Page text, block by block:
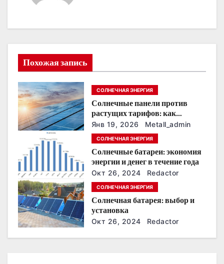
ц
я
п
о
з
п
и
с
я
Похожая запись
СОЛНЕЧНАЯ ЭНЕРГИЯ
Солнечные панели против
растущих тарифов: как
сохранить
энергонезависимость в
ближайшие годы
Янв 19, 2026 Metall_admin
СОЛНЕЧНАЯ ЭНЕРГИЯ
Солнечные батареи: экономия
энергии и денег в течение года
Окт 26, 2024 Redactor
СОЛНЕЧНАЯ ЭНЕРГИЯ
Солнечная батарея: выбор и
установка
Окт 26, 2024 Redactor